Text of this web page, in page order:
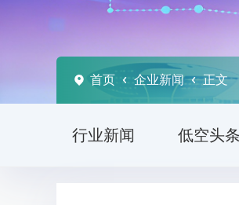
行业新闻 低空头条
首页 企业新闻 正文